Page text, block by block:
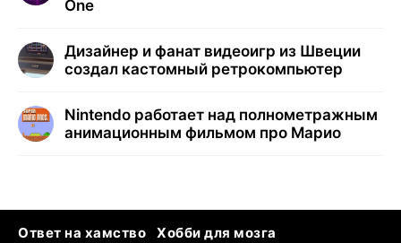
One
Дизайнер и фанат видеоигр из Швеции
создал кастомный ретрокомпьютер
Nintendo работает над полнометражным
анимационным фильмом про Марио
Ответ на хамство
Хобби для мозга